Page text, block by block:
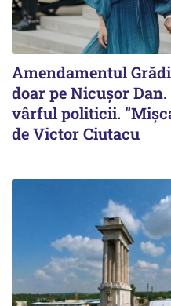
Amendamentul
doar pe Nicușor
vârful politicii.
de Victor Ciutacu